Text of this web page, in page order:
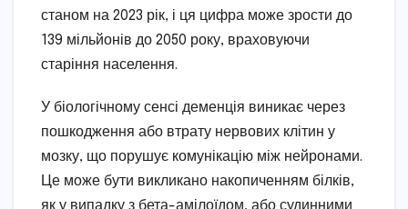
станом на 2023 рік, і ця цифра може зрости до
139 мільйонів до 2050 року, враховуючи
старіння населення.
У біологічному сенсі деменція виникає через
пошкодження або втрату нервових клітин у
мозку, що порушує комунікацію між нейронами.
Це може бути викликано накопиченням білків,
як у випадку з бета-амілоїдом, або судинними